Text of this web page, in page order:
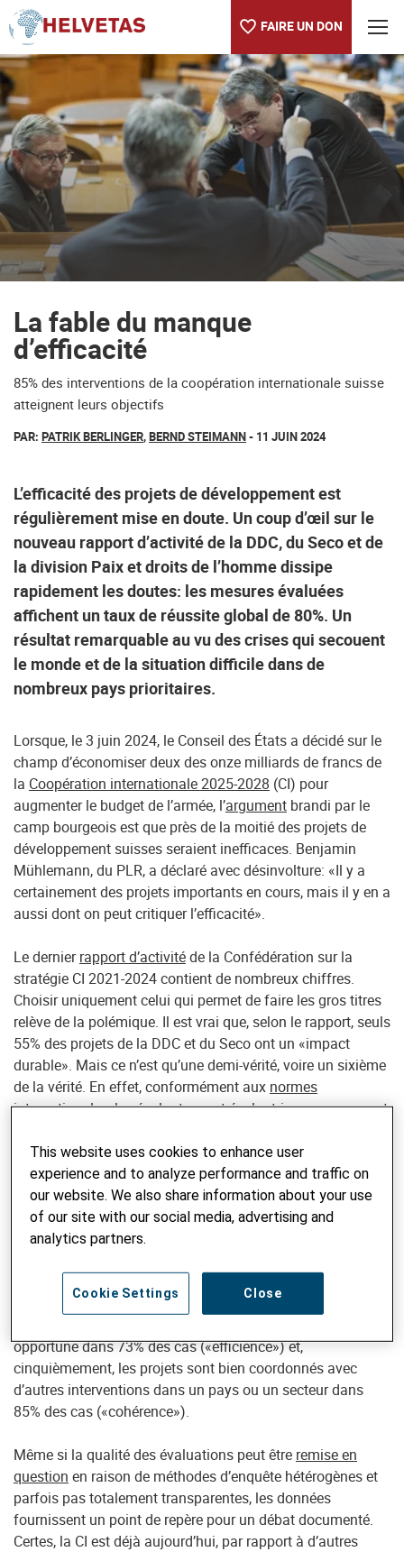
FAIRE UN DON
Table des matières
La fable du manque d’efficacité
La fable du manque
d’efficacité
85% des interventions de la coopération internationale suisse
atteignent leurs objectifs
PAR: PATRIK BERLINGER,BERND STEIMANN- 11 JUIN 2024
L’efficacité des projets de développement est
régulièrement mise en doute. Un coup d’œil sur le
nouveau rapport d’activité de la DDC, du Seco et de
la division Paix et droits de l’homme dissipe
rapidement les doutes: les mesures évaluées
affichent un taux de réussite global de 80%. Un
résultat remarquable au vu des crises qui secouent
le monde et de la situation difficile dans de
nombreux pays prioritaires.
Lorsque, le 3 juin 2024, le Conseil des États a décidé sur le
champ d’économiser deux des onze milliards de francs de
la Coopération internationale 2025-2028 (CI) pour
augmenter le budget de l’armée, l’argument brandi par le
camp bourgeois est que près de la moitié des projets de
développement suisses seraient inefficaces. Benjamin
Mühlemann, du PLR, a déclaré avec désinvolture: «Il y a
certainement des projets importants en cours, mais il y en a
aussi dont on peut critiquer l’efficacité».
Le dernierrapport d’activitéde la Confédération sur la
stratégie CI 2021-2024 contient de nombreux chiffres.
Choisir uniquement celui qui permet de faire les gros titres
relève de la polémique. Il est vrai que, selon le rapport, seuls
55% des projets de la DDC et du Seco ont un «impact
durable». Mais ce n’est qu’une demi-vérité, voire un sixième
de la vérité. En effet, conformément aux normes
internationales, les évaluateurs et évaluatrices ne mesurent
de leur «durabilité», mais aussi de cinq autres dimensions.
Il en ressort que: premièrement, 86% des projets et
programmes font une différence mesurable («impact»);
deuxièmement, 85% de toutes les interventions examinées
atteignent leurs objectifs («efficacité»); troisièmement, 97%
concerné («pertinence»). Quatrièmement, les mesures
opportune dans 73% des cas («efficience») et,
cinquièmement, les projets sont bien coordonnés avec
d’autres interventions dans un pays ou un secteur dans
85% des cas («cohérence»).
Même si la qualité des évaluations peut être remise en
question en raison de méthodes d’enquête hétérogènes et
parfois pas totalement transparentes, les données
fournissent un point de repère pour un débat documenté.
Certes, la CI est déjà aujourd’hui, par rapport à d’autres
This website uses cookies to enhance user
experience and to analyze performance and traffic on
our website. We also share information about your use
of our site with our social media, advertising and
analytics partners.
Close
Cookie Settings